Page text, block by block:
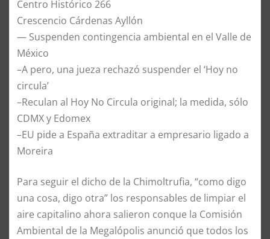
Centro Histórico 266
Crescencio Cárdenas Ayllón
— Suspenden contingencia ambiental en el Valle de
México
–A pero, una jueza rechazó suspender el ‘Hoy no
circula’
–Reculan al Hoy No Circula original; la medida, sólo
CDMX y Edomex
–EU pide a España extraditar a empresario ligado a
Moreira
Para seguir el dicho de la Chimoltrufia, “como digo
una cosa, digo otra” los responsables de limpiar el
aire capitalino ahora salieron conque la Comisión
Ambiental de la Megalópolis anunció que todos los